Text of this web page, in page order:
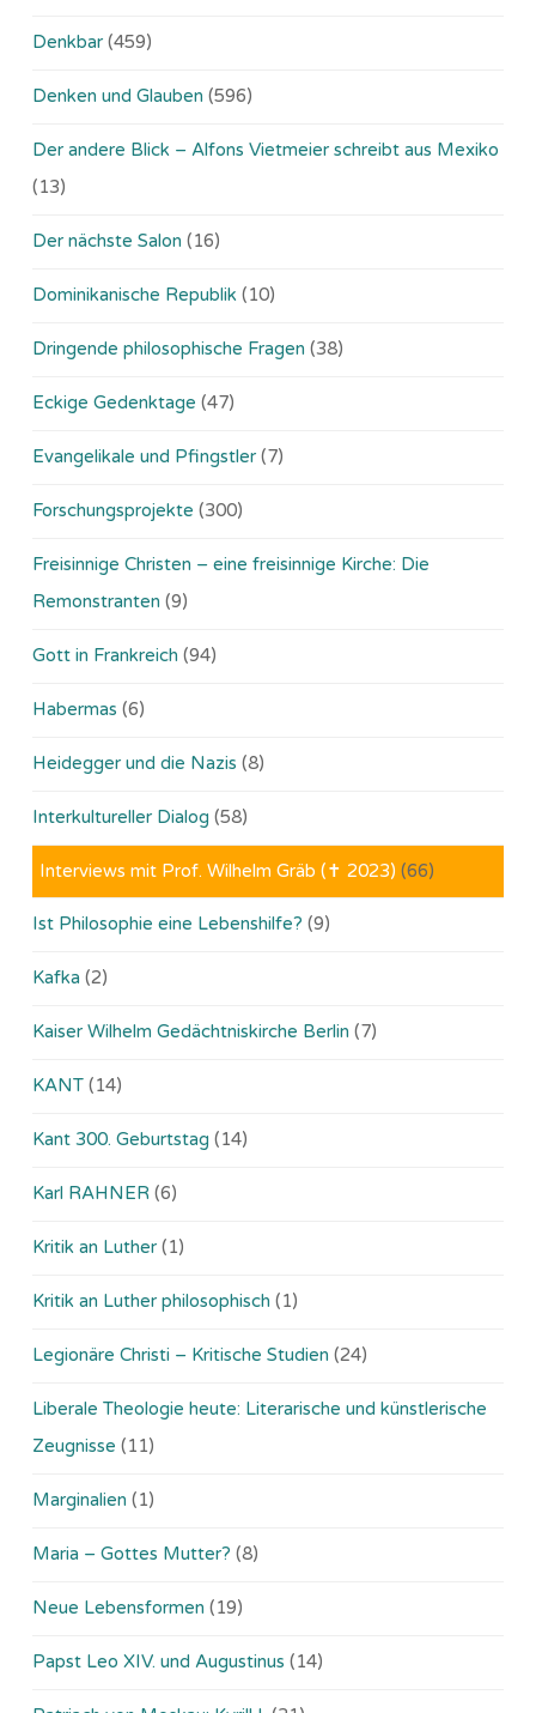
Denkbar (459)
Denken und Glauben (596)
Der andere Blick – Alfons Vietmeier schreibt aus Mexiko
(13)
Der nächste Salon (16)
Dominikanische Republik (10)
Dringende philosophische Fragen (38)
Eckige Gedenktage (47)
Evangelikale und Pfingstler (7)
Forschungsprojekte (300)
Freisinnige Christen – eine freisinnige Kirche: Die
Remonstranten (9)
Gott in Frankreich (94)
Habermas (6)
Heidegger und die Nazis (8)
Interkultureller Dialog (58)
Interviews mit Prof. Wilhelm Gräb (✝ 2023) (66)
Ist Philosophie eine Lebenshilfe? (9)
Kafka (2)
Kaiser Wilhelm Gedächtniskirche Berlin (7)
KANT (14)
Kant 300. Geburtstag (14)
Karl RAHNER (6)
Kritik an Luther (1)
Kritik an Luther philosophisch (1)
Legionäre Christi – Kritische Studien (24)
Liberale Theologie heute: Literarische und künstlerische
Zeugnisse (11)
Marginalien (1)
Maria – Gottes Mutter? (8)
Neue Lebensformen (19)
Papst Leo XIV. und Augustinus (14)